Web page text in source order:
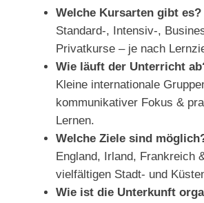
Welche Kursarten gibt es?
Standard-, Intensiv-,
Privatkurse – je nach
Wie läuft der Unterricht
Kleine internationale
kommunikativer Fokus &
Lernen.
Welche Ziele sind
England, Irland, Frankreich
vielfältigen Stadt- und
Wie ist die Unterkunft